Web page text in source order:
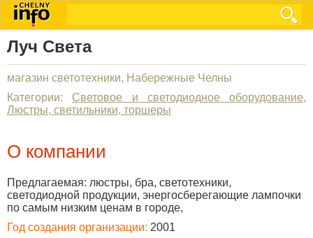
Луч Света
магазин светотехники, Набережные Челны
Категории: Световое и светодиодное оборудование,
Люстры, светильники, торшеры
О компании
Предлагаемая: люстры, бра, светотехники,
светодиодной продукции, энергосберегающие лампочки
по самым низким ценам в городе,
Год создания организации: 2001